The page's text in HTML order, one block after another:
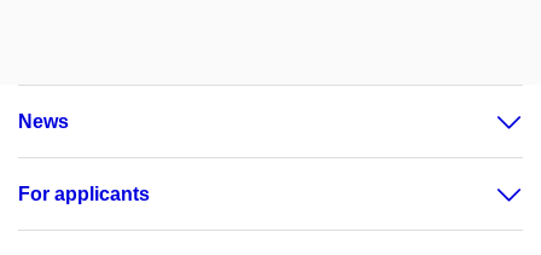
News
For applicants